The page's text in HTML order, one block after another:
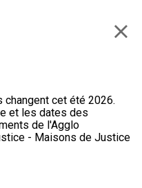
cet été 2026.
et les dates des
de l'Agglo
- Maisons de Justice